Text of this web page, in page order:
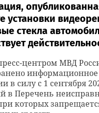
установки
стекла
центром МВД
в силу с 1 сентября
в Перечень
которых